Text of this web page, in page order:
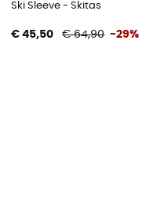
Ski Sleeve - Skitas
€ 45,50 € 64,90 -29%